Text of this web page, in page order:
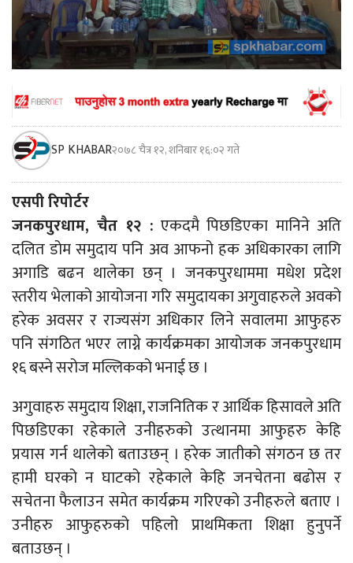
SP KHABAR२०७८ चैत्र १२, शनिबार १६:०२ गते
एसपी रिपोर्टर
जनकपुरधाम, चैत १२ : एकदमै पिछडिएका मानिने अति
दलित डोम समुदाय पनि अव आफनो हक अधिकारका लागि
अगाडि बढन थालेका छन् । जनकपुरधाममा मधेश प्रदेश
स्तरीय भेलाको आयोजना गरि समुदायका अगुवाहरुले अवको
हरेक अवसर र राज्यसंग अधिकार लिने सवालमा आफुहरु
पनि संगठित भएर लाग्ने कार्यक्रमका आयोजक जनकपुरधाम
१६ बस्ने सरोज मल्लिकको भनाई छ ।
अगुवाहरु समुदाय शिक्षा, राजनितिक र आर्थिक हिसावले अति
पिछडिएका रहेकाले उनीहरुको उत्थानमा आफुहरु केहि
प्रयास गर्न थालेको बताउछन् । हरेक जातीको संगठन छ तर
हामी घरको न घाटको रहेकाले केहि जनचेतना बढोस र
सचेतना फैलाउन समेत कार्यक्रम गरिएको उनीहरुले बताए ।
उनीहरु आफुहरुको पहिलो प्राथमिकता शिक्षा हुनुपर्ने
बताउछन् ।